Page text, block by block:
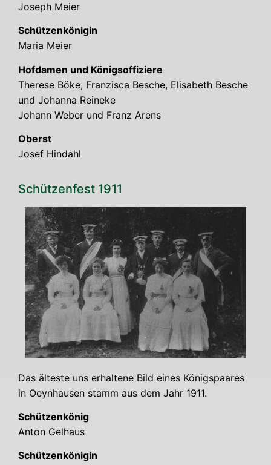
Joseph Mei­er
Schüt­zen­kö­ni­gin
Maria Mei­er
Hof­da­men und Königs­of­fi­zie­re
The­re­se Böke, Fran­zis­ca Besche, Eli­sa­beth Besche
und Johan­na Rei­ne­ke
Johann Weber und Franz Arens
Oberst
Josef Hin­dahl
Schüt­zen­fest 1911
Das ältes­te uns erhal­te­ne Bild eines Königs­paa­res
in Oeyn­hau­sen stamm aus dem Jahr 1911.
Schüt­zen­kö­nig
Anton Gel­haus
Schüt­zen­kö­ni­gin